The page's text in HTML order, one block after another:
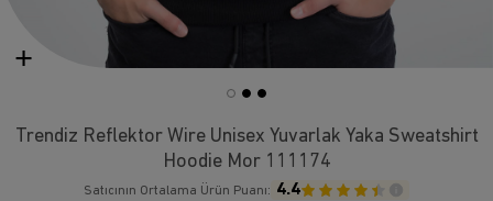
Trendiz Reflektor Wire Unisex Yuvarlak Yaka Sweatshirt
Hoodie Mor 111174
Satıcının Ortalama Ürün Puanı: 4.4